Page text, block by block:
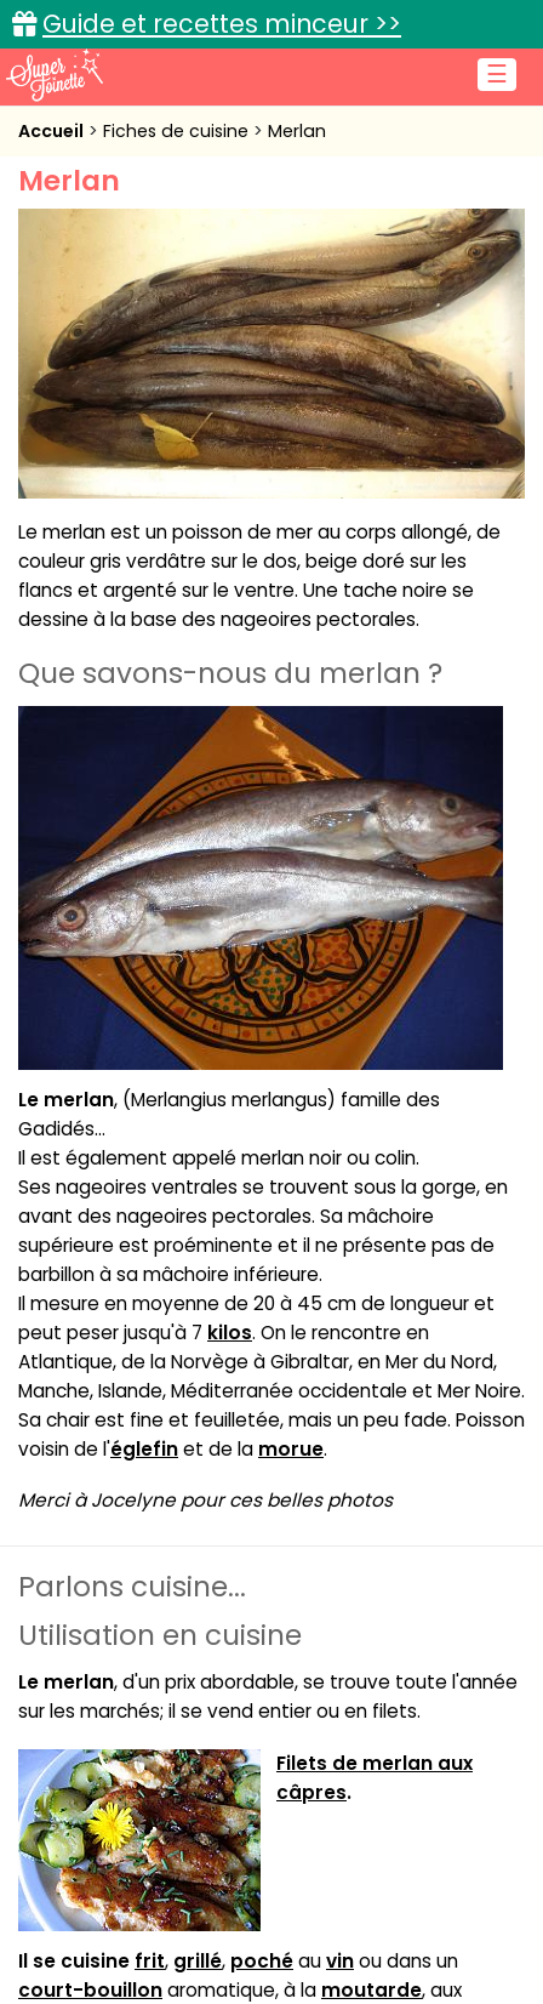
☰
Guide et recettes minceur >>
Accueil
Recettes de cuisine
Cuisine pratique
L'actu cuisine
Connexion
Accueil Fiches de cuisine Merlan
Merlan
Le merlan est un poisson de mer au corps allongé, de
couleur gris verdâtre sur le dos, beige doré sur les
flancs et argenté sur le ventre. Une tache noire se
dessine à la base des nageoires pectorales.
Que savons-nous du merlan ?
Le merlan, (Merlangius merlangus) famille des
Gadidés...
Il est également appelé merlan noir ou colin.
Ses nageoires ventrales se trouvent sous la gorge, en
avant des nageoires pectorales. Sa mâchoire
supérieure est proéminente et il ne présente pas de
barbillon à sa mâchoire inférieure.
Il mesure en moyenne de 20 à 45 cm de longueur et
peut peser jusqu'à 7 kilos. On le rencontre en
Atlantique, de la Norvège à Gibraltar, en Mer du Nord,
Manche, Islande, Méditerranée occidentale et Mer Noire.
Sa chair est fine et feuilletée, mais un peu fade. Poisson
voisin de l'églefinet de la morue.
Merci à Jocelyne pour ces belles photos
Parlons cuisine...
Utilisation en cuisine
Le merlan, d'un prix abordable, se trouve toute l'année
sur les marchés; il se vend entier ou en filets.
Filets de merlan aux
câpres.
Il se cuisine frit, grillé, pochéauvinou dans un
court-bouillonaromatique, à la moutarde, aux